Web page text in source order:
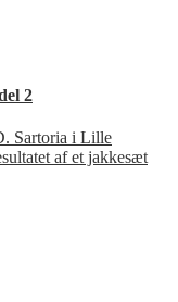
2
Sartoria i Lille
af et jakkesæt